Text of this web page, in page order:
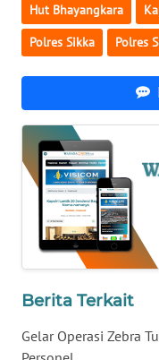
Hut Bhayangkara
Polres Sikka Polres
Berita Terkait
Gelar Operasi Zebra
WN
NUSANTARA
WN
JOGJA
WN
JATIM
BALI